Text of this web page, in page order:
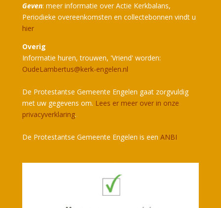
Geven: meer informatie over Actie Kerkbalans,
Periodieke overeenkomsten en collectebonnen vindt u
hier
Overig
Informatie huren, trouwen, 'Vriend' worden:
OudeLambertus@kerk-engelen.nl
De Protestantse Gemeente Engelen gaat zorgvuldig
met uw gegevens om. Lees er meer over in onze
privacyverklaring.
De Protestantse Gemeente Engelen is een ANBI